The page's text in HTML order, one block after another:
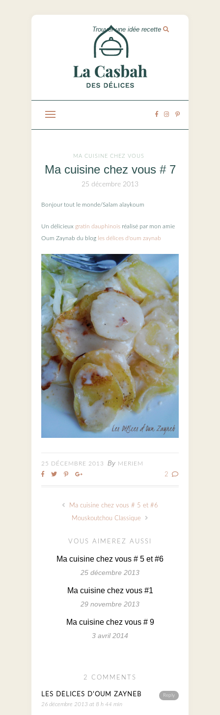
MA CUISINE CHEZ VOUS
Ma cuisine chez vous # 7
25 décembre 2013
Bonjour tout le monde/Salam alaykoum
Un délicieux gratin dauphinois réalisé par mon amie
Oum Zaynab du blog les délices d'oum zaynab
25 DÉCEMBRE 2013 By MERIEM
2
Ma cuisine chez vous # 5 et #6
Mouskoutchou Classique
VOUS AIMEREZ AUSSI
Ma cuisine chez vous # 5 et #6
25 décembre 2013
Ma cuisine chez vous #1
29 novembre 2013
Ma cuisine chez vous # 9
3 avril 2014
2 COMMENTS
Reply
LES DÉLICES D'OUM ZAYNEB
26 décembre 2013 at 8 h 44 min